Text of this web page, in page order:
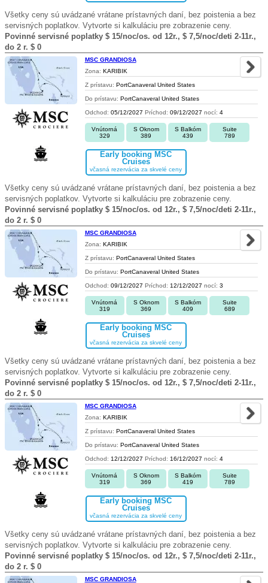
Všetky ceny sú uvádzané vrátane prístavných daní, bez poistenia a bez
servisných poplatkov. Vytvorte si kalkuláciu pre zobrazenie ceny.
Povinné servisné poplatky $ 15/noc/os. od 12r., $ 7,5/noc/deti 2-11r.,
do 2 r. $ 0
MSC GRANDIOSA
Zona: KARIBIK
Z prístavu: PortCanaveral United States
Do prístavu: PortCanaveral United States
Odchod: 05/12/2027 Príchod: 09/12/2027 nocí: 4
Vnútorná
329
S Oknom
389
S Balkóm
439
Suite
789
Early booking MSC
Cruises
včasná rezervácia za skvelé ceny
Všetky ceny sú uvádzané vrátane prístavných daní, bez poistenia a bez
servisných poplatkov. Vytvorte si kalkuláciu pre zobrazenie ceny.
Povinné servisné poplatky $ 15/noc/os. od 12r., $ 7,5/noc/deti 2-11r.,
do 2 r. $ 0
MSC GRANDIOSA
Zona: KARIBIK
Z prístavu: PortCanaveral United States
Do prístavu: PortCanaveral United States
Odchod: 09/12/2027 Príchod: 12/12/2027 nocí: 3
Vnútorná
319
S Oknom
369
S Balkóm
409
Suite
689
Early booking MSC
Cruises
včasná rezervácia za skvelé ceny
Všetky ceny sú uvádzané vrátane prístavných daní, bez poistenia a bez
servisných poplatkov. Vytvorte si kalkuláciu pre zobrazenie ceny.
Povinné servisné poplatky $ 15/noc/os. od 12r., $ 7,5/noc/deti 2-11r.,
do 2 r. $ 0
MSC GRANDIOSA
Zona: KARIBIK
Z prístavu: PortCanaveral United States
Do prístavu: PortCanaveral United States
Odchod: 12/12/2027 Príchod: 16/12/2027 nocí: 4
Vnútorná
319
S Oknom
369
S Balkóm
419
Suite
789
Early booking MSC
Cruises
včasná rezervácia za skvelé ceny
Všetky ceny sú uvádzané vrátane prístavných daní, bez poistenia a bez
servisných poplatkov. Vytvorte si kalkuláciu pre zobrazenie ceny.
Povinné servisné poplatky $ 15/noc/os. od 12r., $ 7,5/noc/deti 2-11r.,
do 2 r. $ 0
MSC GRANDIOSA